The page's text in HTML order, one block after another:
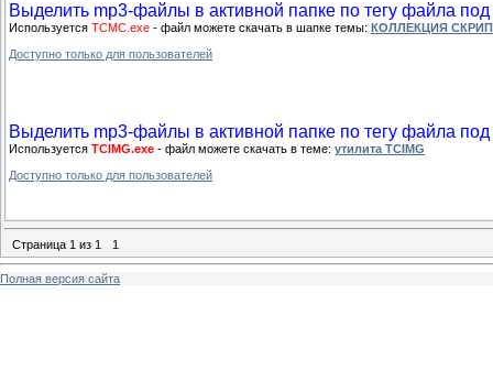
Выделить mp3-файлы в активной папке по тегу файла
Используется TCMC.exe - файл можете скачать в шапке темы: КОЛЛЕКЦИЯ
Доступно только для пользователей
Выделить mp3-файлы в активной папке по тегу файла
Используется TCIMG.exe - файл можете скачать в теме: утилита TCIMG
Доступно только для пользователей
Страница 1 из 1 1
Полная версия сайта